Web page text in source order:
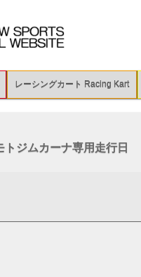
レーシングカート Racing Kart
トジムカーナ専用走行日